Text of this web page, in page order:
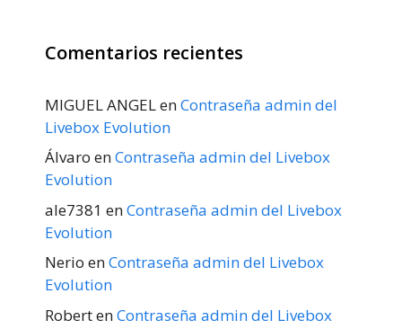
Comentarios recientes
MIGUEL ANGELenContraseña admin del
Livebox Evolution
Álvaro enContraseña admin del Livebox
Evolution
ale7381 enContraseña admin del Livebox
Evolution
Nerio enContraseña admin del Livebox
Evolution
RobertenContraseña admin del Livebox